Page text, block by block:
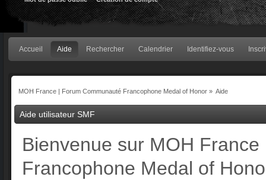
Accueil Aide Rechercher Calendrier Identifiez-vous
MOH France | Forum Communauté Francophone Medal of Honor» Aide
Aide utilisateur SMF
Bienvenue sur MOH
Francophone Medal of